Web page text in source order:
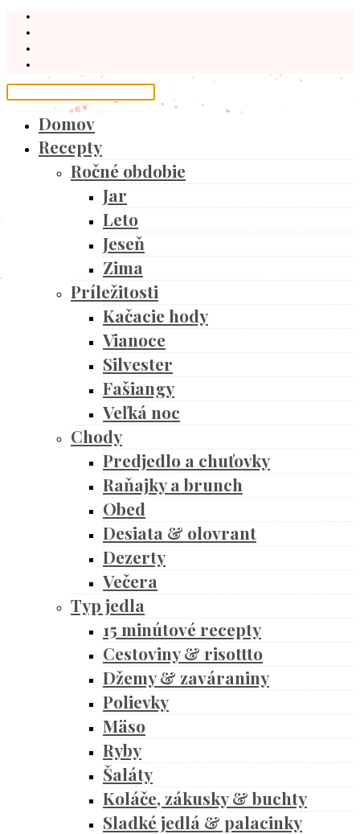
Domov
Recepty
Ročné obdobie
Jar
Leto
Jeseň
Zima
Príležitosti
Kačacie hody
Vianoce
Silvester
Fašiangy
Veľká noc
Chody
Predjedlo a chuťovky
Raňajky a brunch
Obed
Desiata & olovrant
Dezerty
Večera
Typ jedla
15 minútové recepty
Cestoviny & risottto
Džemy & zaváraniny
Polievky
Mäso
Ryby
Šaláty
Koláče, zákusky & buchty
Sladké jedlá & palacinky